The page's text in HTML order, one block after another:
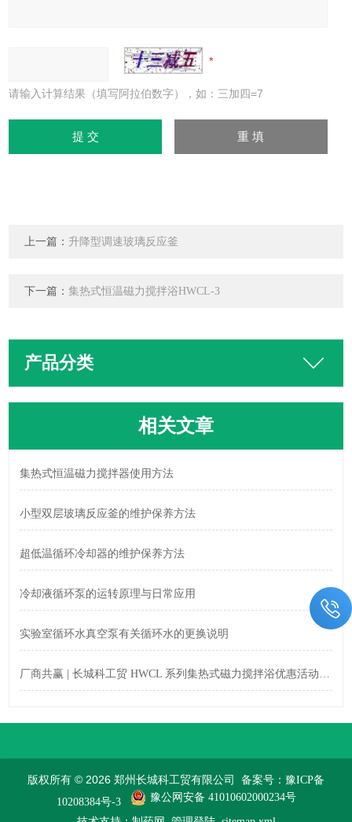
请输入计算结果（填写阿拉伯数字），如：三加四=7
上一篇： 升降型调速玻璃反应釜
下一篇：集热式恒温磁力搅拌浴HWCL-3
产品分类
相关文章
集热式恒温磁力搅拌器使用方法
小型双层玻璃反应釜的维护保养方法
超低温循环冷却器的维护保养方法
冷却液循环泵的运转原理与日常应用
实验室循环水真空泵有关循环水的更换说明
厂商共赢 | 长城科工贸 HWCL 系列集热式磁力搅拌浴优惠活动正式开启！
版权所有 © 2026 郑州长城科工贸有限公司 备案号：豫ICP备
10208384号-3
豫公网安备 41010602000234号